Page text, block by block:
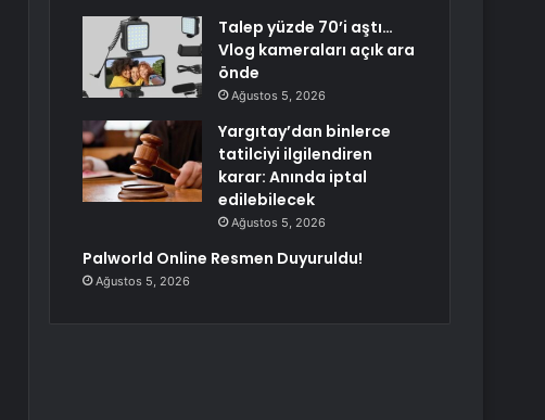
Talep yüzde 70’i aştı…
Vlog kameraları açık ara
önde
Ağustos 5, 2026
Yargıtay’dan binlerce
tatilciyi ilgilendiren
karar: Anında iptal
edilebilecek
Ağustos 5, 2026
Palworld Online Resmen Duyuruldu!
Ağustos 5, 2026